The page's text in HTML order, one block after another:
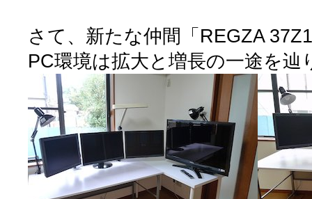
さて、新たな仲間「REGZA
PC環境は拡大と増長の一途を辿